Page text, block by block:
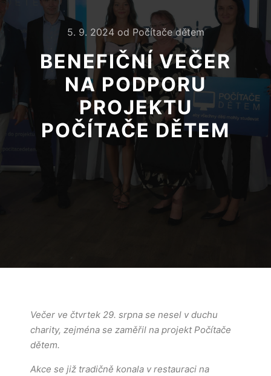
5. 9. 2024od Počítače dětem
BENEFIČNÍ VEČER
NA PODPORU
PROJEKTU
POČÍTAČE DĚTEM
Večer ve čtvrtek 29. srpna se nesel v duchu
charity, zejména se zaměřil na projekt Počítače
dětem.
Akce se již tradičně konala v restauraci na